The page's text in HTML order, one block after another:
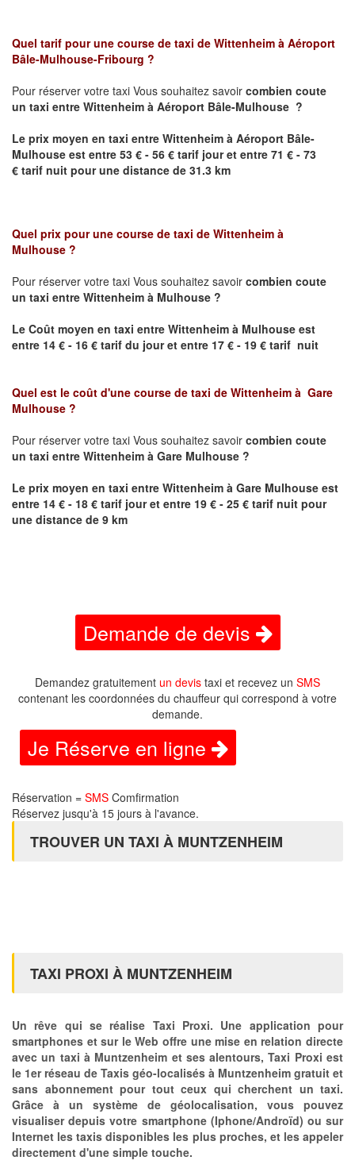
Quel tarif pour une course de taxi de Wittenheim à Aéroport
Bâle-Mulhouse-Fribourg ?
Pour réserver votre taxi Vous souhaitez savoir combien coute
un taxi entre Wittenheim à Aéroport Bâle-Mulhouse ?
Le prix moyen en taxi entre Wittenheim à Aéroport Bâle-
Mulhouse est entre 53 € - 56 € tarif jour et entre 71 € - 73
€ tarif nuit pour une distance de 31.3 km
Quel prix pour une course de taxi de Wittenheim à
Mulhouse ?
Pour réserver votre taxi Vous souhaitez savoir combien coute
un taxi entre Wittenheim à Mulhouse ?
Le Coût moyen en taxi entre Wittenheim à Mulhouse est
entre 14 € - 16 € tarif du jour et entre 17 € - 19 € tarif nuit
Quel est le coût d'une course de taxi de Wittenheim à Gare
Mulhouse ?
Pour réserver votre taxi Vous souhaitez savoir combien coute
un taxi entre Wittenheim à Gare Mulhouse ?
Le prix moyen en taxi entre Wittenheim à Gare Mulhouse est
entre 14 € - 18 € tarif jour et entre 19 € - 25 € tarif nuit pour
une distance de 9 km
Demande de devis
Demandez gratuitement un devis taxi et recevez un SMS
contenant les coordonnées du chauffeur qui correspond à votre
demande.
Je Réserve en ligne
Réservation = SMS Comfirmation
Réservez jusqu'à 15 jours à l'avance.
TROUVER UN TAXI À MUNTZENHEIM
TAXI PROXI À MUNTZENHEIM
Un rêve qui se réalise Taxi Proxi. Une application pour
smartphones et sur le Web offre une mise en relation directe
avec un taxi à Muntzenheim et ses alentours, Taxi Proxi est
le 1er réseau de Taxis géo-localisés à Muntzenheim gratuit et
sans abonnement pour tout ceux qui cherchent un taxi.
Grâce à un système de géolocalisation, vous pouvez
visualiser depuis votre smartphone (Iphone/Androïd) ou sur
Internet les taxis disponibles les plus proches, et les appeler
directement d'une simple touche.